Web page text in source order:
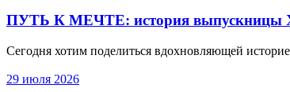
ПУТЬ К МЕЧТЕ: история выпускницы
Сегодня хотим поделиться вдохновляющей
29 июля 2026